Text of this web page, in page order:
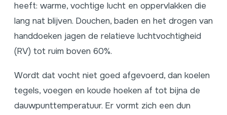
heeft: warme, vochtige lucht en oppervlakken die
lang nat blijven. Douchen, baden en het drogen van
handdoeken jagen de relatieve luchtvochtigheid
(RV) tot ruim boven 60%.
Wordt dat vocht niet goed afgevoerd, dan koelen
tegels, voegen en koude hoeken af tot bijna de
dauwpunttemperatuur. Er vormt zich een dun